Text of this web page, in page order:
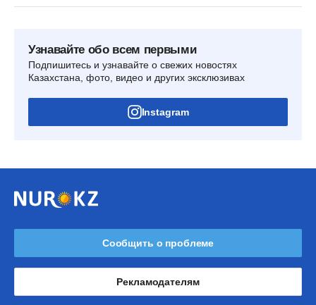
Узнавайте обо всем первыми
Подпишитесь и узнавайте о свежих новостях
Казахстана, фото, видео и других эксклюзивах
Instagram
Сообщить о проблеме
Рекламодателям